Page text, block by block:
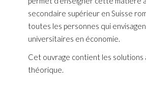
secondaire supérieur en Suisse
toutes les personnes qui
universitaires en économie.
Cet ouvrage contient les solutions
théorique.